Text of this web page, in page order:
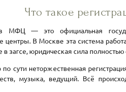
Что такое
МФЦ — это официальная
центры. В Москве эта система
в загсе, юридическая сила полностью
сути неторжественная
музыка, ведущий. Всё